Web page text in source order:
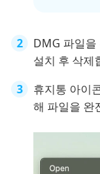
DMG 파일
설치 후 삭제
휴지통 아이
해 파일을 완